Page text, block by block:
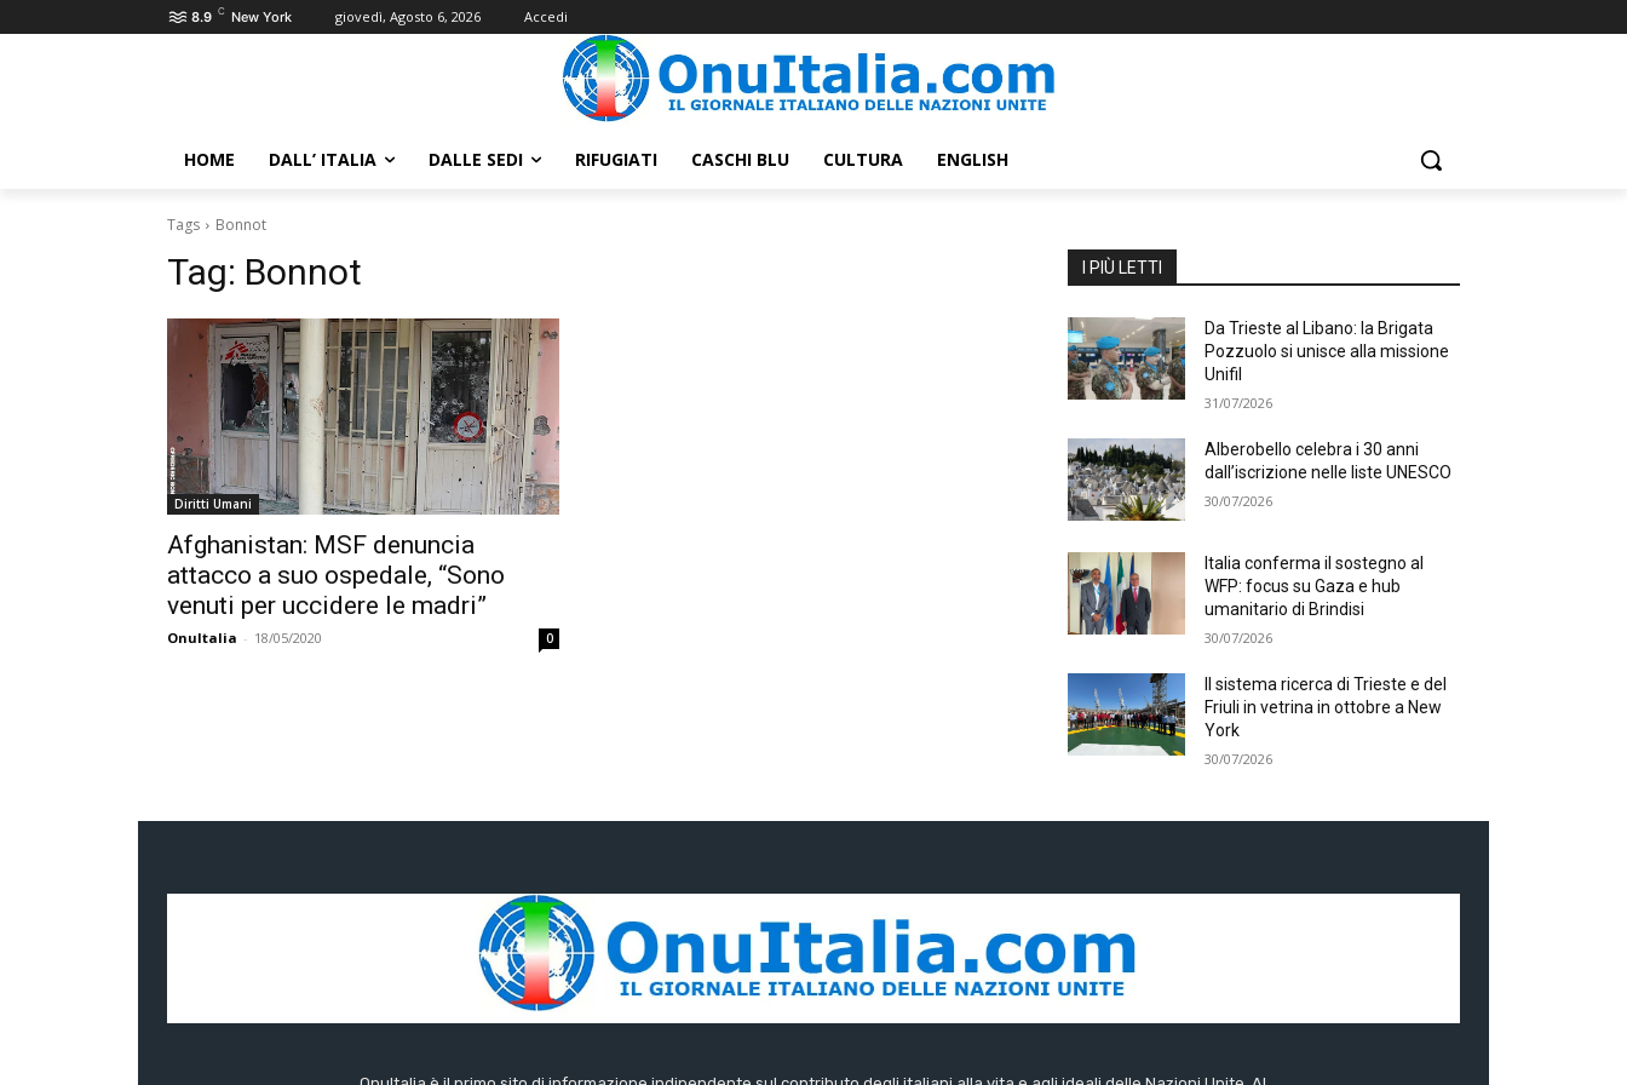
8.9 C New York giovedì, Agosto 6, 2026 Accedi
HOME DALL’ ITALIA DALLE SEDI RIFUGIATI CASCHI BLU CULTURA ENGLISH
Tags Bonnot
Tag: Bonnot
Diritti Umani
Afghanistan: MSF denuncia
attacco a suo ospedale, “Sono
venuti per uccidere le madri”
OnuItalia - 18/05/2020 0
I PIÙ LETTI
Da Trieste al Libano: la Brigata
Pozzuolo si unisce alla missione
Unifil
31/07/2026
Alberobello celebra i 30 anni
dall’iscrizione nelle liste UNESCO
30/07/2026
Italia conferma il sostegno al
WFP: focus su Gaza e hub
umanitario di Brindisi
30/07/2026
Il sistema ricerca di Trieste e del
Friuli in vetrina in ottobre a New
York
30/07/2026